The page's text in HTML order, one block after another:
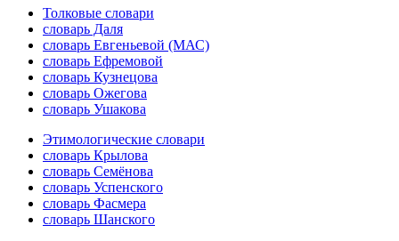
Толковые словари
словарь Даля
словарь Евгеньевой (МАС)
словарь Ефремовой
словарь Кузнецова
словарь Ожегова
словарь Ушакова
Этимологические словари
словарь Крылова
словарь Семёнова
словарь Успенского
словарь Фасмера
словарь Шанского